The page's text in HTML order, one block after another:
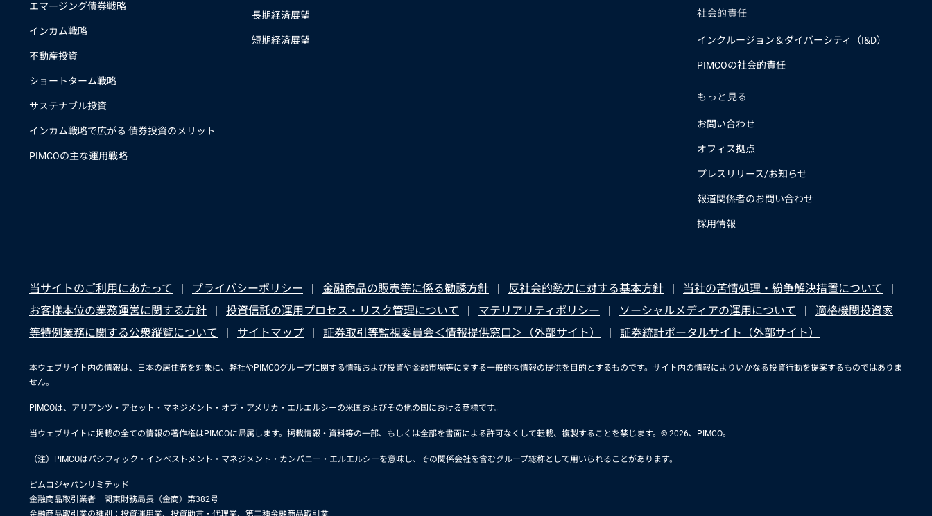
エマージング債券戦略
インカム戦略
不動産投資
ショートターム戦略
サステナブル投資
インカム戦略で広がる 債券投資のメリット
PIMCOの主な運用戦略
長期経済展望
短期経済展望
社会的責任
インクルージョン＆ダイバーシティ（I&D）
PIMCOの社会的責任
もっと見る
お問い合わせ
オフィス拠点
プレスリリース/お知らせ
報道関係者のお問い合わせ
採用情報
当サイトのご利用にあたって プライバシーポリシー 金融商品の販売等に係る勧誘方針 反社会的勢力に対する基本方針
当社の苦情処理・紛争解決措置について
お客様本位の業務運営に関する方針
投資信託の運用プロセス・リスク管理について マテリアリティポリシー ソーシャルメディアの運用について
適格機関投資家
等特例業務に関する公衆縦覧について
サイトマップ 証券取引等監視委員会＜情報提供窓口＞（外部サイト） 証券統計ポータルサイト（外部サイト）
本ウェブサイト内の情報は、日本の居住者を対象に、弊社やPIMCOグループに関する情報および投資や金融市場等に関する一般的な情報の提供を目的とするものです。サイト内の情報によりいかなる投資行動を提案するものではありま
せん。
PIMCOは、アリアンツ・アセット・マネジメント・オブ・アメリカ・エルエルシーの米国およびその他の国における商標です。
当ウェブサイトに掲載の全ての情報の著作権はPIMCOに帰属します。掲載情報・資料等の一部、もしくは全部を書面による許可なくして転載、複製することを禁じます。© 2026、PIMCO。
（注）PIMCOはパシフィック・インベストメント・マネジメント・カンパニー・エルエルシーを意味し、その関係会社を含むグループ総称として用いられることがあります。
ピムコジャパンリミテッド
金融商品取引業者 関東財務局長（金商）第382号
金融商品取引業の種別：投資運用業、投資助言・代理業、第二種金融商品取引業